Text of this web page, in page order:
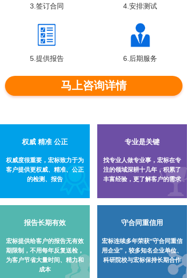
权威 精准 公正
权威度很重要，宏标致力于为
客户提供更权威、精准、公正
的检测、报告
专业是关键
找专业人做专业事，宏标在专
注的领域深耕十几年，积累了
丰富经验，更了解客户的需求
报告长期有效
宏标提供给客户的报告无有效
期限制，不用每年反复送检，
为客户节省大量时间、精力和
成本
守合同重信用
宏标连续多年荣获“守合同重信
用企业”，较多知名企业单位、
科研院校与宏标保持长期合作
3.签订合同 4.安排测试
5.提供报告 6.后期服务
马上咨询详情